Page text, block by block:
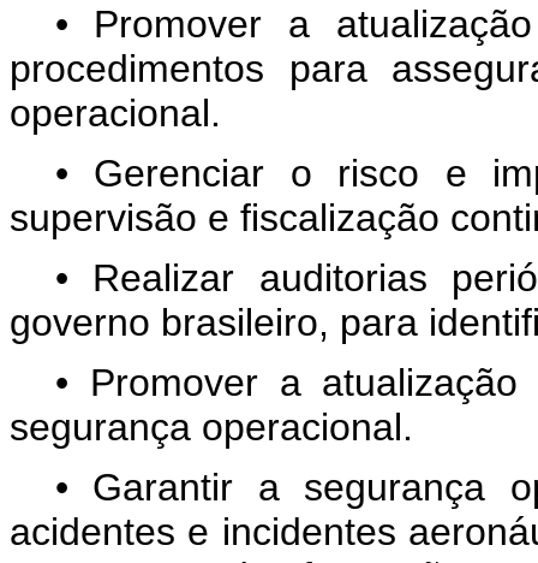
• Promover a
procedimentos para
operacional.
• Gerenciar o risco e
supervisão e fiscalização
• Realizar auditorias
governo brasileiro, para
• Promover a
segurança operacional.
• Garantir a segurança
acidentes e incidentes